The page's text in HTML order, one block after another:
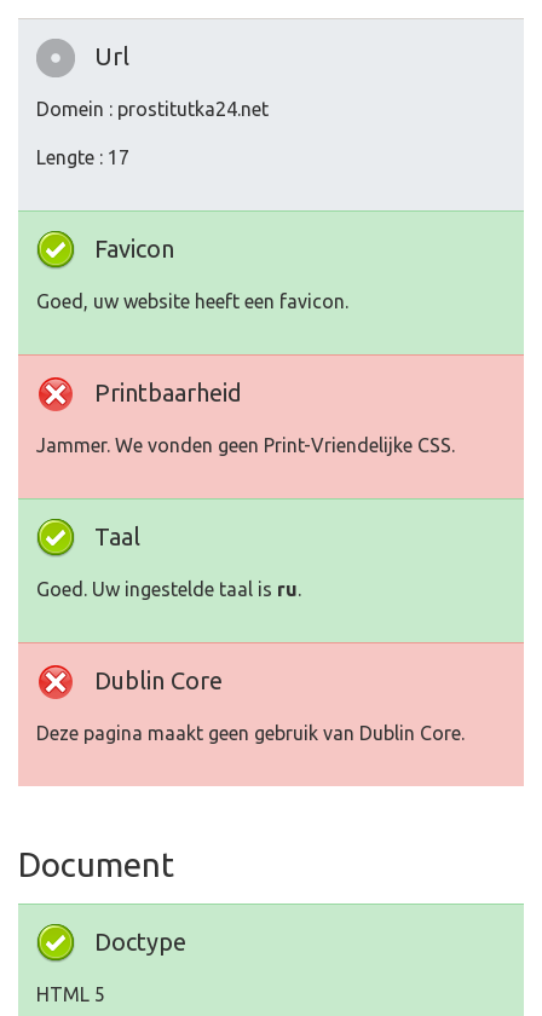
Url
Domein : prostitutka24.net
Lengte : 17
Favicon
Goed, uw website heeft een favicon.
Printbaarheid
Jammer. We vonden geen Print-Vriendelijke CSS.
Taal
Goed. Uw ingestelde taal is ru.
Dublin Core
Deze pagina maakt geen gebruik van Dublin Core.
Document
Doctype
HTML 5